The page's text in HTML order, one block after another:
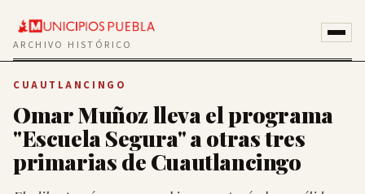
ARCHIVO HISTÓRICO
CUAUTLANCINGO
Omar Muñoz lleva el programa
"Escuela Segura" a otras tres
primarias de Cuautlancingo